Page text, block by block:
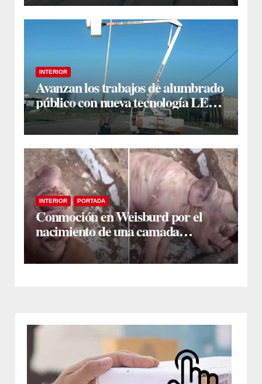
INTERIOR
Avanzan los trabajos de alumbrado
público con nueva tecnología LED
en Estación Taboada
INTERIOR PORTADA
Conmoción en Weisburd por el
nacimiento de una camada
lechones con graves deformaciones